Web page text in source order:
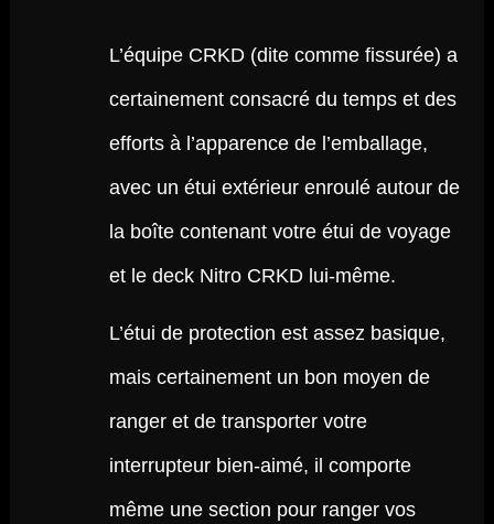
L’équipe CRKD (dite comme fissurée) a
certainement consacré du temps et des
efforts à l’apparence de l’emballage,
avec un étui extérieur enroulé autour de
la boîte contenant votre étui de voyage
et le deck Nitro CRKD lui-même.
L’étui de protection est assez basique,
mais certainement un bon moyen de
ranger et de transporter votre
interrupteur bien-aimé, il comporte
même une section pour ranger vos